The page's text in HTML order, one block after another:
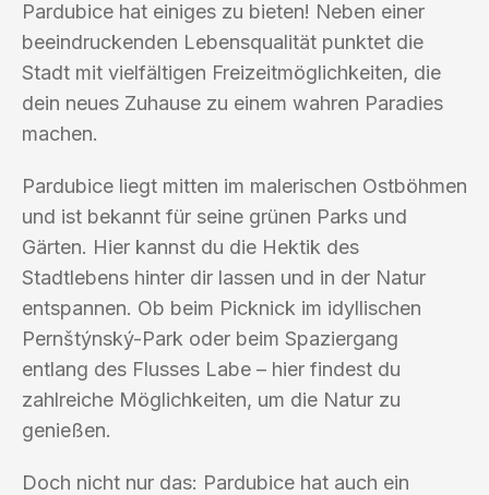
Pardubice hat einiges zu bieten! Neben einer
beeindruckenden Lebensqualität punktet die
Stadt mit vielfältigen Freizeitmöglichkeiten, die
dein neues Zuhause zu einem wahren Paradies
machen.
Pardubice liegt mitten im malerischen Ostböhmen
und ist bekannt für seine grünen Parks und
Gärten. Hier kannst du die Hektik des
Stadtlebens hinter dir lassen und in der Natur
entspannen. Ob beim Picknick im idyllischen
Pernštýnský-Park oder beim Spaziergang
entlang des Flusses Labe – hier findest du
zahlreiche Möglichkeiten, um die Natur zu
genießen.
Doch nicht nur das: Pardubice hat auch ein